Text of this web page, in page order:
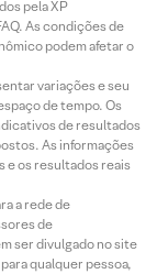
pela XP
As condições de
podem afetar o
variações e seu
de tempo. Os
de resultados
As informações
e os resultados reais
a rede de
de
ser divulgado no site
qualquer pessoa,